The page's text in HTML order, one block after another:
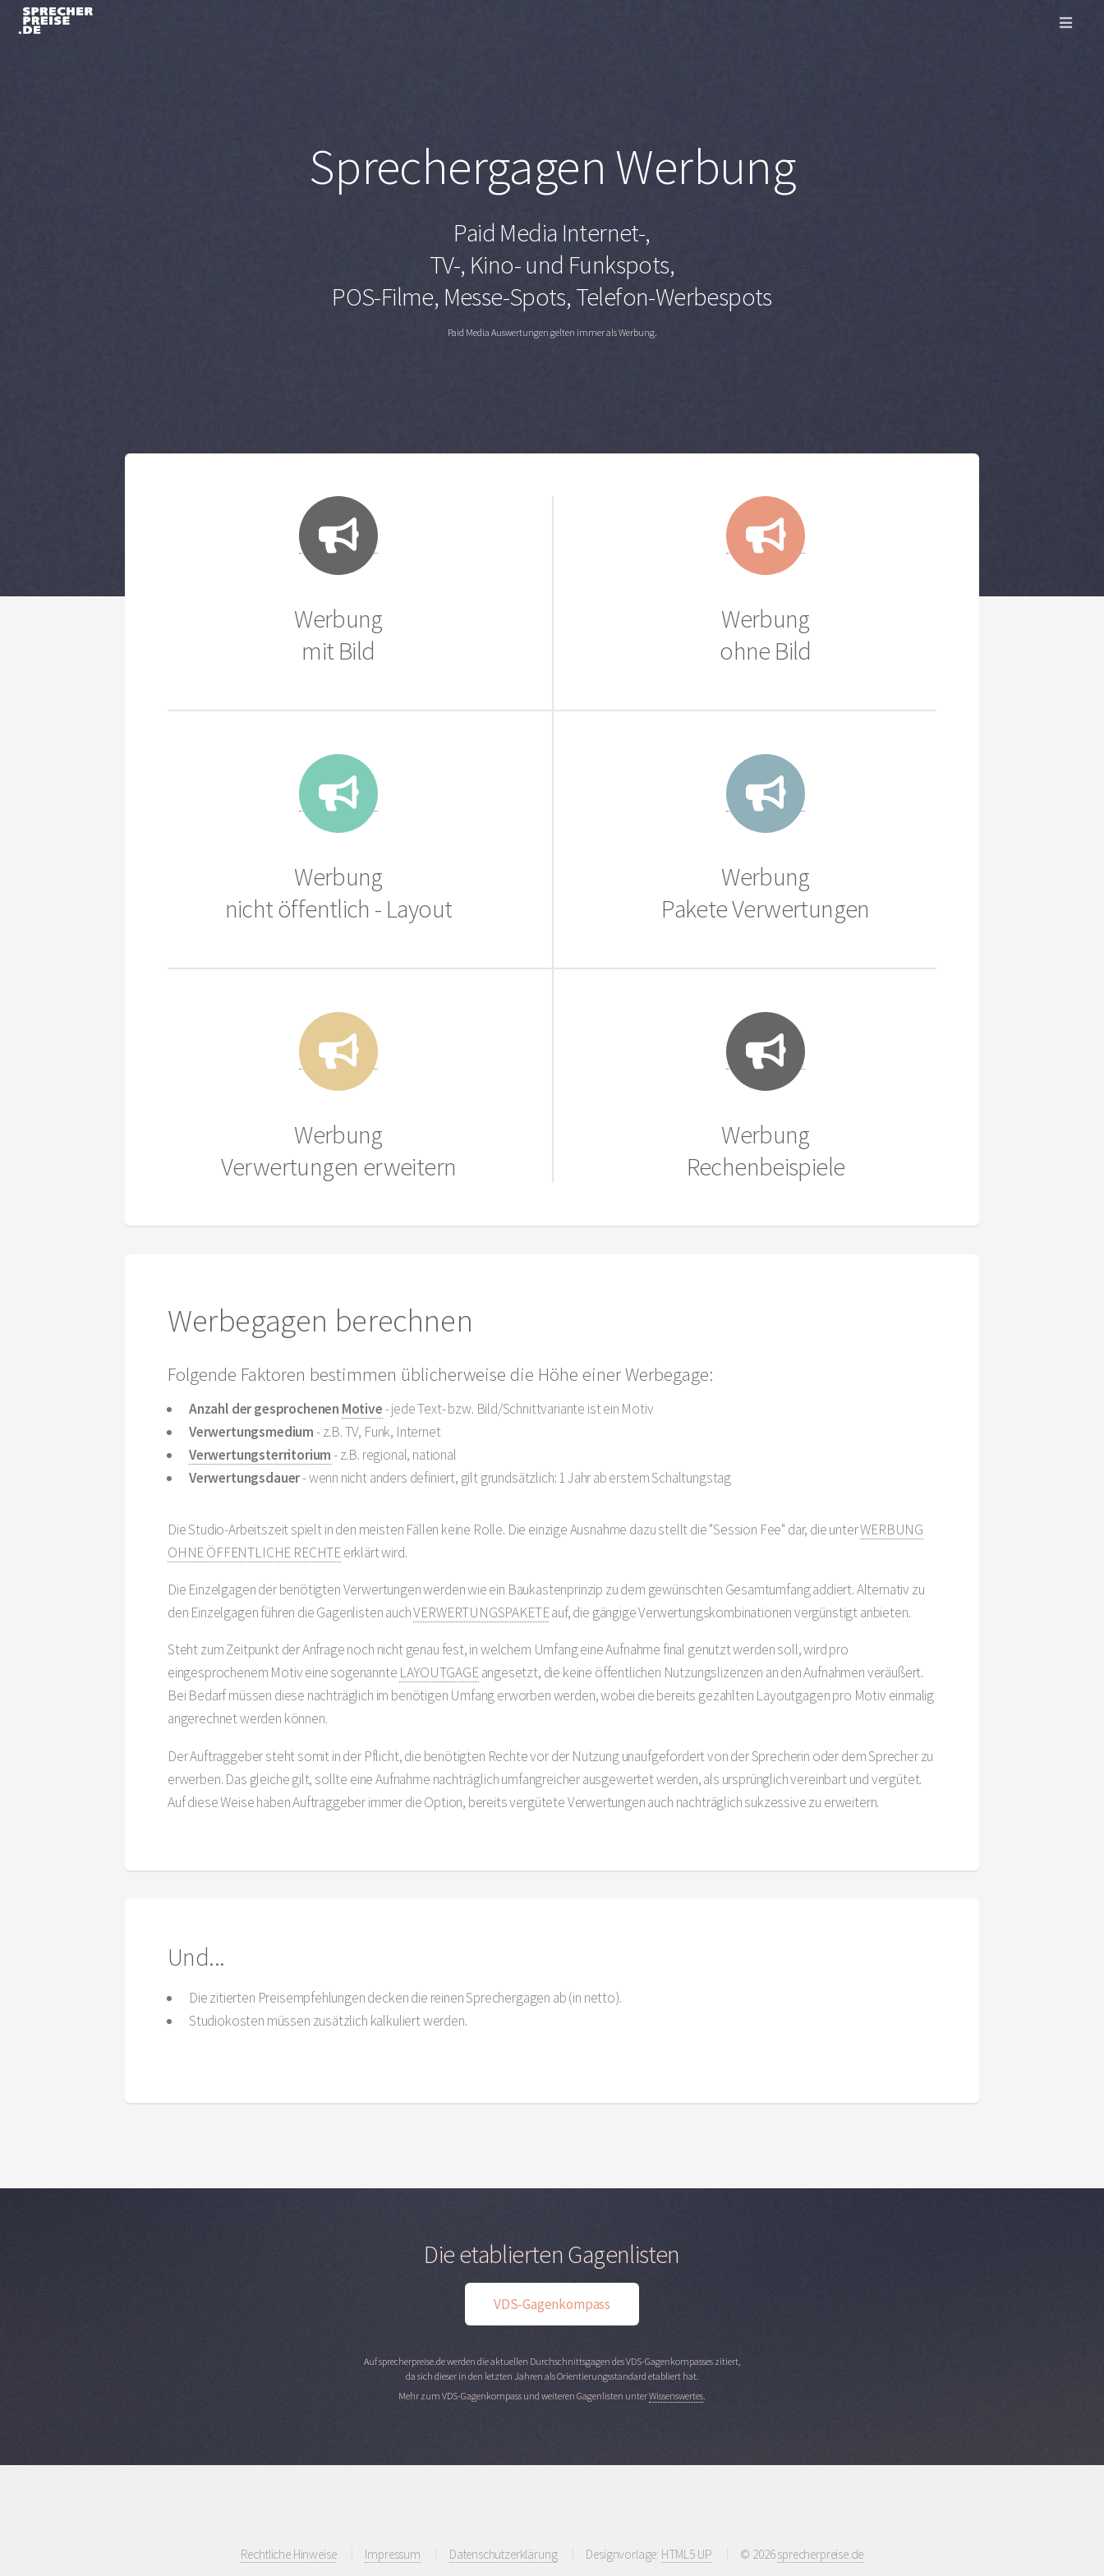
Sprechergagen Werbung
Paid Media Internet-,
TV-, Kino- und Funkspots,
POS-Filme, Messe-Spots, Telefon-Werbespots
Paid Media Auswertungen gelten immer als Werbung.
Werbung
mit Bild
Werbung
ohne Bild
Werbung
nicht öffentlich - Layout
Werbung
Pakete Verwertungen
Werbung
Verwertungen erweitern
Werbung
Rechenbeispiele
Werbegagen berechnen
Folgende Faktoren bestimmen üblicherweise die Höhe einer Werbegage:
Anzahl der gesprochenen Motive- jede Text- bzw. Bild/Schnittvariante ist ein Motiv
Verwertungsmedium- z.B. TV, Funk, Internet
Verwertungsterritorium- z.B. regional, national
Verwertungsdauer- wenn nicht anders definiert, gilt grundsätzlich: 1 Jahr ab erstem Schaltungstag
Die Studio-Arbeitszeit spielt in den meisten Fällen keine Rolle. Die einzige Ausnahme dazu stellt die "Session Fee" dar, die unterWERBUNG
OHNE ÖFFENTLICHE RECHTEerklärt wird.
Die Einzelgagen der benötigten Verwertungen werden wie ein Baukastenprinzip zu dem gewünschten Gesamtumfang addiert. Alternativ zu
den Einzelgagen führen die Gagenlisten auchVERWERTUNGSPAKETEauf, die gängige Verwertungskombinationen vergünstigt anbieten.
Steht zum Zeitpunkt der Anfrage noch nicht genau fest, in welchem Umfang eine Aufnahme final genutzt werden soll, wird pro
eingesprochenem Motiv eine sogenannte LAYOUTGAGEangesetzt, die keine öffentlichen Nutzungslizenzen an den Aufnahmen veräußert.
Bei Bedarf müssen diese nachträglich im benötigen Umfang erworben werden, wobei die bereits gezahlten Layoutgagen pro Motiv einmalig
angerechnet werden können.
Der Auftraggeber steht somit in der Pflicht, die benötigten Rechte vor der Nutzung unaufgefordert von der Sprecherin oder dem Sprecher zu
erwerben. Das gleiche gilt, sollte eine Aufnahme nachträglich umfangreicher ausgewertet werden, als ursprünglich vereinbart und vergütet.
Auf diese Weise haben Auftraggeber immer die Option, bereits vergütete Verwertungen auch nachträglich sukzessive zu erweitern.
Und...
Die zitierten Preisempfehlungen decken die reinen Sprechergagen ab (in netto).
Studiokosten müssen zusätzlich kalkuliert werden.
Die etablierten Gagenlisten
VDS-Gagenkompass
Auf sprecherpreise.de werden die aktuellen Durchschnittsgagen des VDS-Gagenkompasses zitiert,
da sich dieser in den letzten Jahren als Orientierungsstandard etabliert hat.
Mehr zum VDS-Gagenkompass und weiteren Gagenlisten unterWissenswertes
Rechtliche Hinweise Impressum Datenschutzerklärung Designvorlage: HTML5 UP © 2026sprecherpreise.de